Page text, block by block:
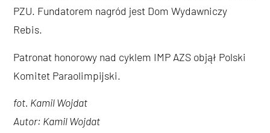
PZU. Fundatorem nagród jest Dom Wydawniczy
Rebis.
Patronat honorowy nad cyklem IMP AZS objął Polski
Komitet Paraolimpijski.
fot. Kamil Wojdat
Autor: Kamil Wojdat